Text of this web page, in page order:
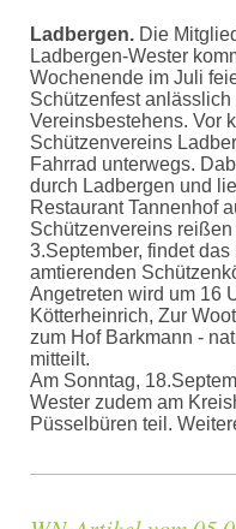
Ladbergen. Die
Ladbergen-Wester
Wochenende im Juli
Schützenfest
Vereinsbestehens. Vor
Schützenvereins
Fahrrad unterwegs.
durch Ladbergen und
Restaurant Tannenhof
Schützenvereins
3.September, findet
amtierenden
Angetreten wird um 16
Kötterheinrich, Zur
zum Hof Barkmann -
mitteilt.
Am Sonntag,
Wester zudem am
Püsselbüren teil.